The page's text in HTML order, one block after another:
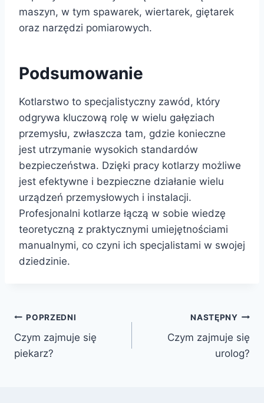
maszyn, w tym spawarek, wiertarek, giętarek
oraz narzędzi pomiarowych.
Podsumowanie
Kotlarstwo to specjalistyczny zawód, który
odgrywa kluczową rolę w wielu gałęziach
przemysłu, zwłaszcza tam, gdzie konieczne
jest utrzymanie wysokich standardów
bezpieczeństwa. Dzięki pracy kotlarzy możliwe
jest efektywne i bezpieczne działanie wielu
urządzeń przemysłowych i instalacji.
Profesjonalni kotlarze łączą w sobie wiedzę
teoretyczną z praktycznymi umiejętnościami
manualnymi, co czyni ich specjalistami w swojej
dziedzinie.
Nawigacja
wpisu
POPRZEDNI
Czym zajmuje się
piekarz?
NASTĘPNY
Czym zajmuje się
urolog?